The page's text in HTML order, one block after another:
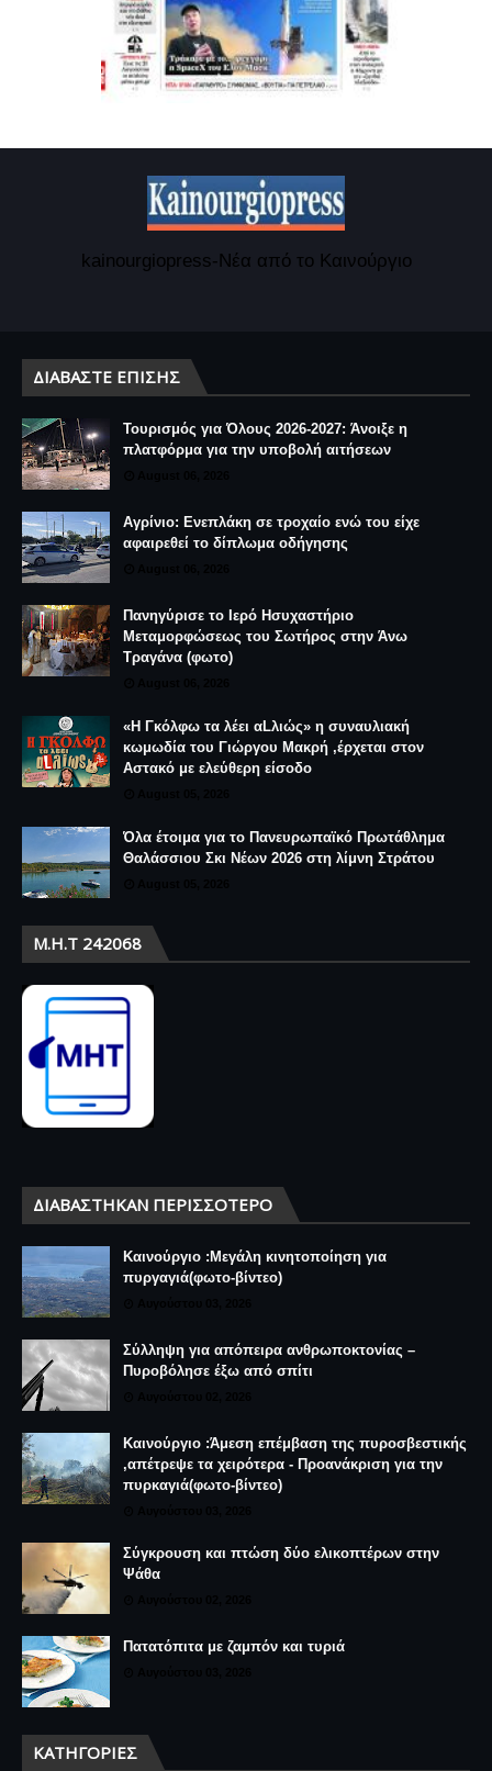
kainourgiopress-Νέα από το Καινούργιο
ΔΙΑΒΆΣΤΕ ΕΠΊΣΗΣ
Τουρισμός για Όλους 2026-2027: Άνοιξε η
πλατφόρμα για την υποβολή αιτήσεων
Αγρίνιο: Ενεπλάκη σε τροχαίο ενώ του είχε
αφαιρεθεί το δίπλωμα οδήγησης
Πανηγύρισε το Ιερό Ησυχαστήριο
Μεταμορφώσεως του Σωτήρος στην Άνω
Τραγάνα (φωτο)
«Η Γκόλφω τα λέει αLλιώς» η συναυλιακή
κωμωδία του Γιώργου Μακρή ,έρχεται στον
Αστακό με ελεύθερη είσοδο
Όλα έτοιμα για το Πανευρωπαϊκό Πρωτάθλημα
Θαλάσσιου Σκι Νέων 2026 στη λίμνη Στράτου
Μ.Η.Τ 242068
ΔΙΑΒΆΣΤΗΚΑΝ ΠΕΡΙΣΣΌΤΕΡΟ
Καινούργιο :Μεγάλη κινητοποίηση για
πυργαγιά(φωτο-βίντεο)
Σύλληψη για απόπειρα ανθρωποκτονίας –
Πυροβόλησε έξω από σπίτι
Καινούργιο :Άμεση επέμβαση της πυροσβεστικής
,απέτρεψε τα χειρότερα - Προανάκριση για την
πυρκαγιά(φωτο-βίντεο)
Σύγκρουση και πτώση δύο ελικοπτέρων στην
Ψάθα
Πατατόπιτα με ζαμπόν και τυριά
ΚΑΤΗΓΟΡΊΕΣ